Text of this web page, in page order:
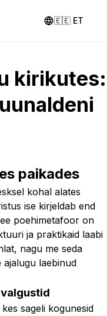
🇪🇪 ET
kirikutes:
paikades
kohal alates
ise kirjeldab end
poehimetafoor on
ja praktikaid laabi
nagu me seda
laebinud
sageli kogunesid